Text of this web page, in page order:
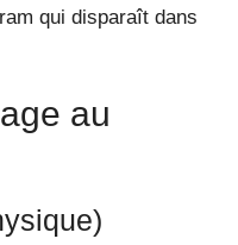
qui disparaît dans
au